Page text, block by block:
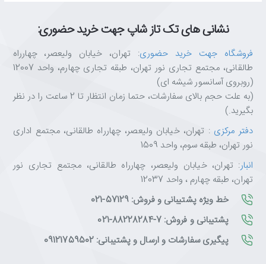
نشانی های تک تاز شاپ جهت خرید حضوری:
فروشگاه جهت خرید حضوری: تهران، خیابان ولیعصر، چهارراه
طالقانی، مجتمع تجاری نور تهران، طبقه تجاری چهارم، واحد 12007
(روبروی آسانسور شیشه ای)
(به علت حجم بالای سفارشات، حتما زمان انتظار تا 2 ساعت را در نظر
بگیرید.)
دفتر مرکزی : تهران، خیابان ولیعصر، چهارراه طالقانی، مجتمع اداری
نور تهران، طبقه سوم، واحد 1509
انبار: تهران، خیابان ولیعصر، چهارراه طالقانی، مجتمع تجاری نور
تهران، طبقه چهارم ، واحد 12037
خط ویژه پشتیبانی و فروش: 57129-021
پشتیبانی و فروش: 7-88228284-021
پیگیری سفارشات و ارسال و پشتیبانی: 09121759502